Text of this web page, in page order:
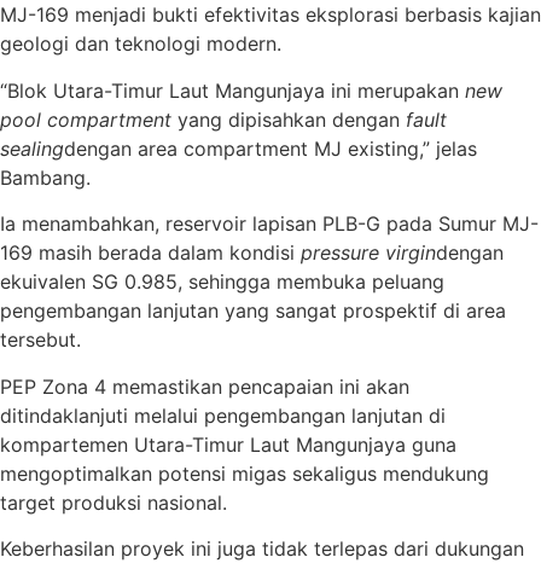
MJ-169 menjadi bukti efektivitas eksplorasi berbasis kajian
geologi dan teknologi modern.
“Blok Utara-Timur Laut Mangunjaya ini merupakan new
pool compartment yang dipisahkan dengan fault
sealingdengan area compartment MJ existing,” jelas
Bambang.
Ia menambahkan, reservoir lapisan PLB-G pada Sumur MJ-
169 masih berada dalam kondisi pressure virgindengan
ekuivalen SG 0.985, sehingga membuka peluang
pengembangan lanjutan yang sangat prospektif di area
tersebut.
PEP Zona 4 memastikan pencapaian ini akan
ditindaklanjuti melalui pengembangan lanjutan di
kompartemen Utara-Timur Laut Mangunjaya guna
mengoptimalkan potensi migas sekaligus mendukung
target produksi nasional.
Keberhasilan proyek ini juga tidak terlepas dari dukungan